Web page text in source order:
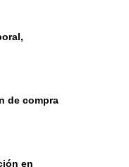
de compra
en